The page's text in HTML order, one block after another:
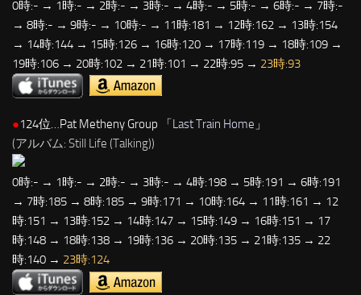
0時:- → 1時:- → 2時:- → 3時:- → 4時:- → 5時:- → 6時:- → 7時:-
→ 8時:- → 9時:- → 10時:- → 11時:181 → 12時:162 → 13時:154
→ 14時:144 → 15時:126 → 16時:120 → 17時:119 → 18時:109 →
19時:106 → 20時:102 → 21時:101 → 22時:95 → 23時:93
●124位…Pat Metheny Group 「 Last Train Home 」
(アルバム: Still Life (Talking))
0時:- → 1時:- → 2時:- → 3時:- → 4時:198 → 5時:191 → 6時:191
→ 7時:185 → 8時:185 → 9時:171 → 10時:164 → 11時:161 → 12
時:151 → 13時:152 → 14時:147 → 15時:149 → 16時:151 → 17
時:148 → 18時:138 → 19時:136 → 20時:135 → 21時:135 → 22
時:140 → 23時:124